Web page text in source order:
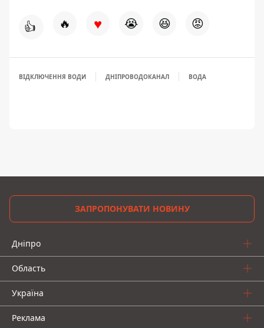
👍 🔥 ♥ 😭 😆 😡
ВІДКЛЮЧЕННЯ ВОДИ ДНІПРОВОДОКАНАЛ ВОДА
ЗАПРОПОНУВАТИ НОВИНУ
Дніпро
Область
Україна
Реклама